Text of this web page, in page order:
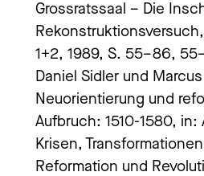
Grossratssaal – Die
1+2, 1989, S. 55–86,
Daniel Sidler und
Neuorientierung und
Aufbruch: 1510-1580, in:
Krisen,
Reformation und